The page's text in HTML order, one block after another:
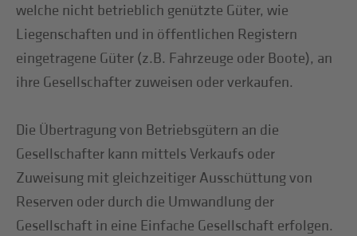
welche nicht betrieblich genützte Güter, wie
Liegenschaften und in öffentlichen Registern
eingetragene Güter (z.B. Fahrzeuge oder Boote), an
ihre Gesellschafter zuweisen oder verkaufen.
Die Übertragung von Betriebsgütern an die
Gesellschafter kann mittels Verkaufs oder
Zuweisung mit gleichzeitiger Ausschüttung von
Reserven oder durch die Umwandlung der
Gesellschaft in eine Einfache Gesellschaft erfolgen.